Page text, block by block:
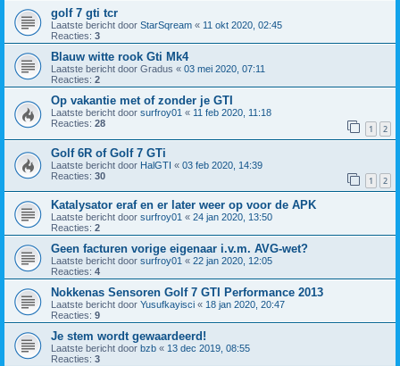
golf 7 gti tcr
Laatste bericht door StarSqream « 11 okt 2020, 02:45
Reacties: 3
Blauw witte rook Gti Mk4
Laatste bericht door Gradus « 03 mei 2020, 07:11
Reacties: 2
Op vakantie met of zonder je GTI
Laatste bericht door surfroy01 « 11 feb 2020, 11:18
Reacties: 28 1 2
Golf 6R of Golf 7 GTi
Laatste bericht door HalGTI « 03 feb 2020, 14:39
Reacties: 30 1 2
Katalysator eraf en er later weer op voor de APK
Laatste bericht door surfroy01 « 24 jan 2020, 13:50
Reacties: 2
Geen facturen vorige eigenaar i.v.m. AVG-wet?
Laatste bericht door surfroy01 « 22 jan 2020, 12:05
Reacties: 4
Nokkenas Sensoren Golf 7 GTI Performance 2013
Laatste bericht door Yusufkayisci « 18 jan 2020, 20:47
Reacties: 9
Je stem wordt gewaardeerd!
Laatste bericht door bzb « 13 dec 2019, 08:55
Reacties: 3